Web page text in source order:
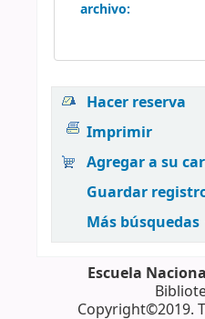
archivo:
Hacer reserva
Imprimir
Agregar a su
Guardar
Más búsquedas
Escuela
Copyright©2019.